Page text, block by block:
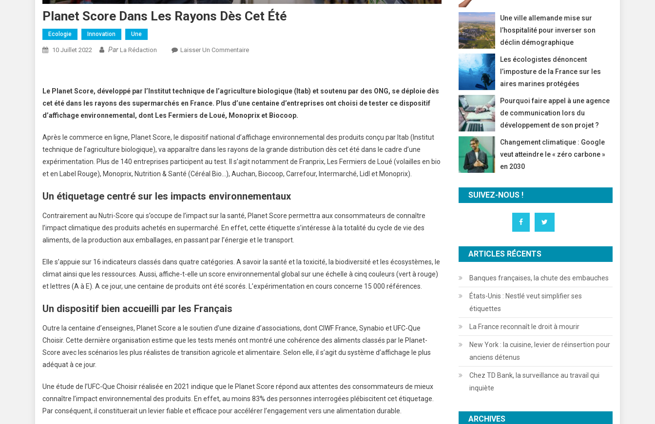
Planet Score Dans Les Rayons Dès Cet Été
Ecologie Innovation Une
10 Juillet 2022 Par La Rédaction Laisser Un CommentaireSur
Les
Rayons
Dès
Été
Le Planet Score, développé par l’Institut technique de l’agriculture biologique (Itab) et soutenu par des ONG, se déploie dès
cet été dans les rayons des supermarchés en France. Plus d’une centaine d’entreprises ont choisi de tester ce dispositif
d’affichage environnemental, dont Les Fermiers de Loué, Monoprix et Biocoop.
Après le commerce en ligne, Planet Score, le dispositif national d’affichage environnemental des produits conçu par Itab (Institut
technique de l’agriculture biologique), va apparaître dans les rayons de la grande distribution dès cet été dans le cadre d’une
expérimentation. Plus de 140 entreprises participent au test. Il s’agit notamment de Franprix, Les Fermiers de Loué (volailles en bio
et en Label Rouge), Monoprix, Nutrition & Santé (Céréal Bio…), Auchan, Biocoop, Carrefour, Intermarché, Lidl et Monoprix).
Un étiquetage centré sur les impacts environnementaux
Contrairement au Nutri-Score qui s’occupe de l’impact sur la santé, Planet Score permettra aux consommateurs de connaître
l’impact climatique des produits achetés en supermarché. En effet, cette étiquette s’intéresse à la totalité du cycle de vie des
aliments, de la production aux emballages, en passant par l’énergie et le transport.
Elle s’appuie sur 16 indicateurs classés dans quatre catégories. A savoir la santé et la toxicité, la biodiversité et les écosystèmes, le
climat ainsi que les ressources. Aussi, affiche-t-elle un score environnemental global sur une échelle à cinq couleurs (vert à rouge)
et lettres (A à E). A ce jour, une centaine de produits ont été scorés. L’expérimentation en cours concerne 15 000 références.
Un dispositif bien accueilli par les Français
Outre la centaine d’enseignes, Planet Score a le soutien d’une dizaine d’associations, dont CIWF France, Synabio et UFC-Que
Choisir. Cette dernière organisation estime que les tests menés ont montré une cohérence des aliments classés par le Planet-
Score avec les scénarios les plus réalistes de transition agricole et alimentaire. Selon elle, il s’agit du système d’affichage le plus
adéquat à ce jour.
Une étude de l’UFC-Que Choisir réalisée en 2021 indique que le Planet Score répond aux attentes des consommateurs de mieux
connaître l’impact environnemental des produits. En effet, au moins 83% des personnes interrogées plébiscitent cet étiquetage.
Par conséquent, il constituerait un levier fiable et efficace pour accélérer l’engagement vers une alimentation durable.
Une ville allemande mise sur
l’hospitalité pour inverser son
déclin démographique
Les écologistes dénoncent
l’imposture de la France sur les
aires marines protégées
Pourquoi faire appel à une agence
de communication lors du
développement de son projet ?
Changement climatique : Google
veut atteindre le « zéro carbone »
en 2030
SUIVEZ-NOUS !
ARTICLES RÉCENTS
Banques françaises, la chute des embauches
États-Unis : Nestlé veut simplifier ses
étiquettes
La France reconnaît le droit à mourir
New York : la cuisine, levier de réinsertion pour
anciens détenus
Chez TD Bank, la surveillance au travail qui
inquiète
ARCHIVES